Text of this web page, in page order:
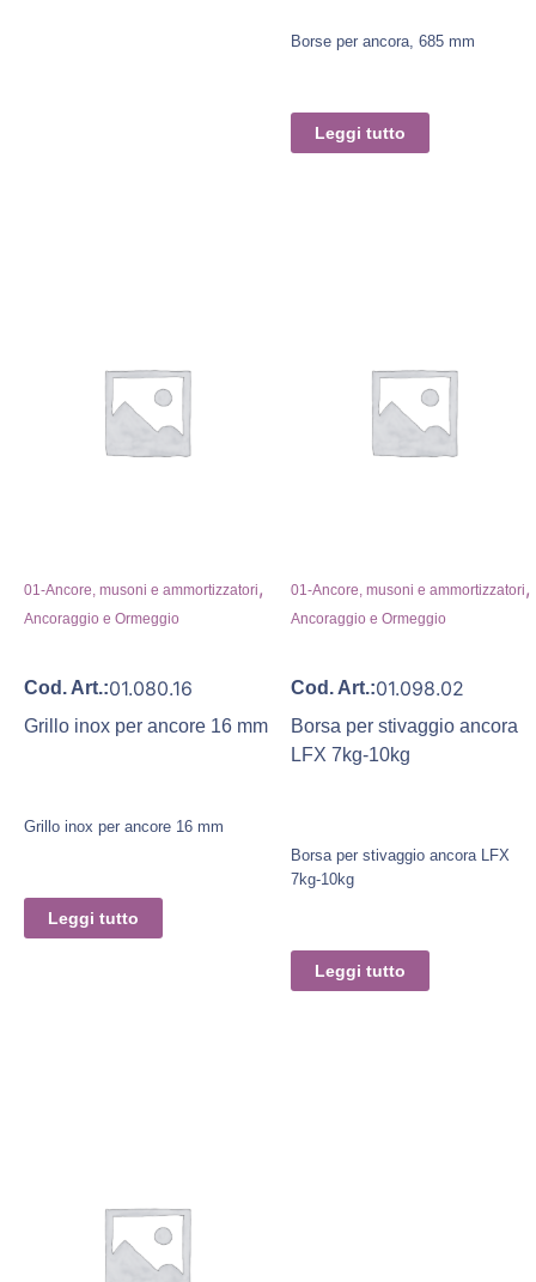
Borse per ancora, 685 mm
Leggi tutto
01-Ancore, musoni e ammortizzatori,
Ancoraggio e Ormeggio
Cod. Art.:01.080.16
Grillo inox per ancore 16 mm
Grillo inox per ancore 16 mm
Leggi tutto
01-Ancore, musoni e ammortizzatori,
Ancoraggio e Ormeggio
Cod. Art.:01.098.02
Borsa per stivaggio ancora
LFX 7kg-10kg
Borsa per stivaggio ancora LFX
7kg-10kg
Leggi tutto